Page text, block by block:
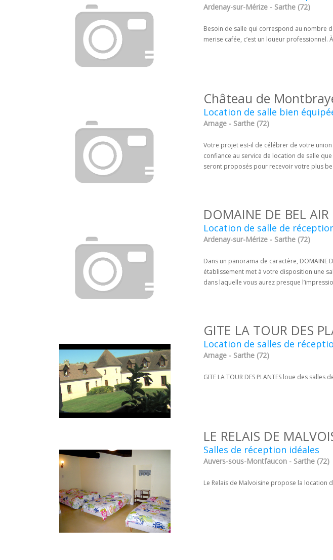
Ardenay-sur-Mérize - Sarthe (72)
Besoin de salle qui correspond au nombre
merise cafée, c’est un loueur
Château de
Location de salle bien
Arnage - Sarthe (72)
Votre projet est-il de célébrer de votre
confiance au service de location de salle
seront proposés pour recevoir votre plus
DOMAINE DE BEL AIR
Location de salle de
Ardenay-sur-Mérize - Sarthe (72)
Dans un panorama de caractère, DOMAINE
établissement met à votre disposition une
dans laquelle vous aurez presque
GITE LA TOUR DES
Location de salles de
Arnage - Sarthe (72)
GITE LA TOUR DES PLANTES loue des
LE RELAIS DE
Salles de réception idéales
Auvers-sous-Montfaucon - Sarthe (72)
Le Relais de Malvoisine propose la location